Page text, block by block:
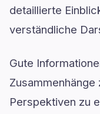
detaillierte
verständliche
Gute
Perspektiven zu